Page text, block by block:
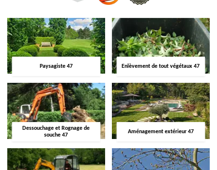
Paysagiste 47 Enlèvement de tout végétaux 47
Dessouchage et Rognage de
souche 47
Aménagement extérieur 47